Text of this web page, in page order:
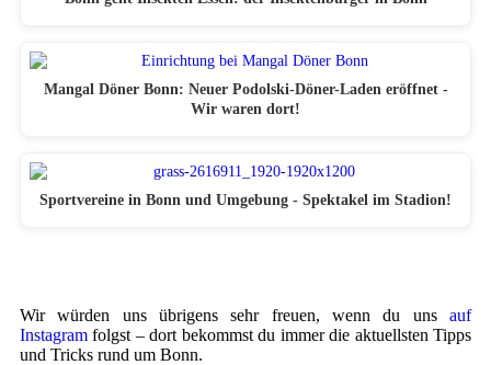
Mangal Döner Bonn: Neuer Podolski-Döner-Laden eröffnet -
Wir waren dort!
Sportvereine in Bonn und Umgebung - Spektakel im Stadion!
Wir würden uns übrigens sehr freuen, wenn du uns auf
Instagram folgst – dort bekommst du immer die aktuellsten Tipps
und Tricks rund um Bonn.